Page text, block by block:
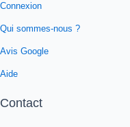
Connexion
Qui sommes-nous ?
Avis Google
Aide
Contact